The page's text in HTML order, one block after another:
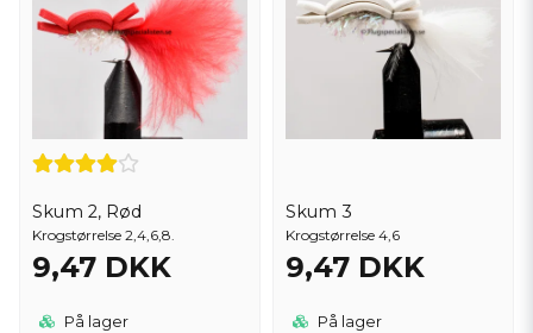
Skum 2, Rød
Krogstørrelse 2,4,6,8.
9,47 DKK
På lager
Skum 3
Krogstørrelse 4,6
9,47 DKK
På lager